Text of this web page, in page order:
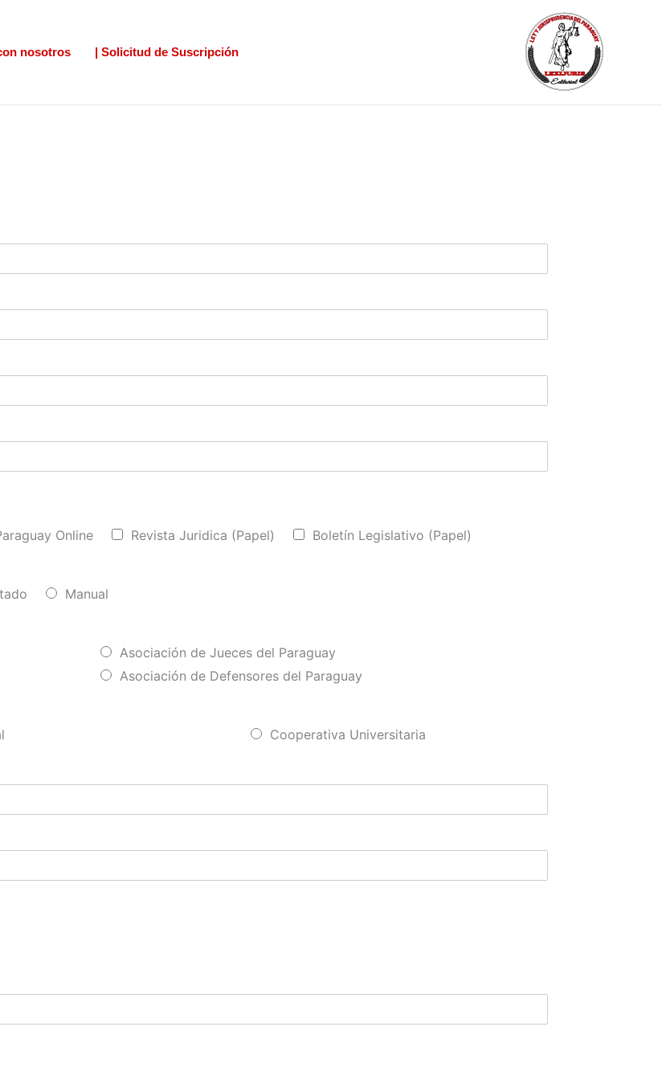
nosotros | Solicitud de Suscripción
Online Revista Juridica (Papel) Boletín Legislativo (Papel)
Manual
Asociación de Jueces del Paraguay
Asociación de Defensores del Paraguay
Cooperativa Universitaria